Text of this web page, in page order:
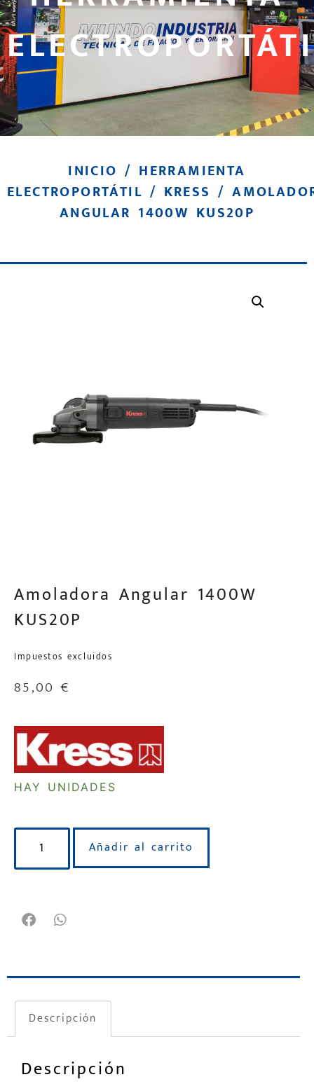
INICIO / HERRAMIENTA
ELECTROPORTÁTIL / KRESS /
ANGULAR 1400W KUS20P
Amoladora Angular 1400W
KUS20P
Impuestos excluidos
85,00 €
HAY UNIDADES
Añadir al carrito
Descripción
Descripción